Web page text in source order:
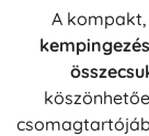
A